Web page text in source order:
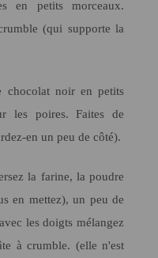
(qui supporte la
les poires. Faites de
en un peu de côté).
en mettez), un peu de
les doigts mélangez
à crumble. (elle n'est